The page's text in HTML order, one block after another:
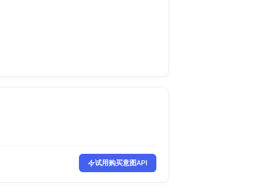
试用购买意图API